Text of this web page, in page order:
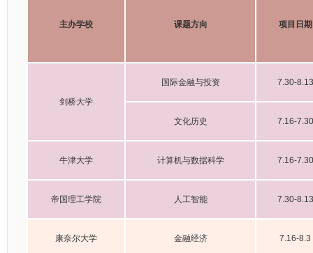
主办学校 课题方向 项目日期
剑桥大学
国际金融与投资 7.30-8.13
文化历史 7.16-7.30
牛津大学 计算机与数据科学 7.16-7.30
帝国理工学院 人工智能 7.30-8.13
康奈尔大学 金融经济 7.16-8.3